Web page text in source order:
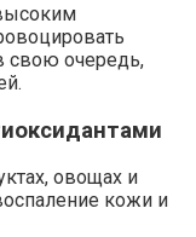
свою очередь,
овощах и
кожи и